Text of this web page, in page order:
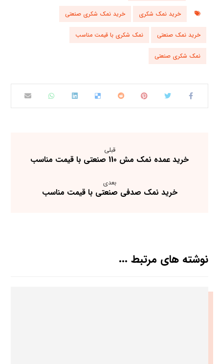
خرید نمک شکری خرید نمک شکری صنعتی
خرید نمک صنعتی نمک شکری با قیمت مناسب
نمک شکری صنعتی
قبلی
خرید عمده نمک مش 110 صنعتی با قیمت مناسب
بعدی
خرید نمک صدفی صنعتی با قیمت مناسب
نوشته های مرتبط ...